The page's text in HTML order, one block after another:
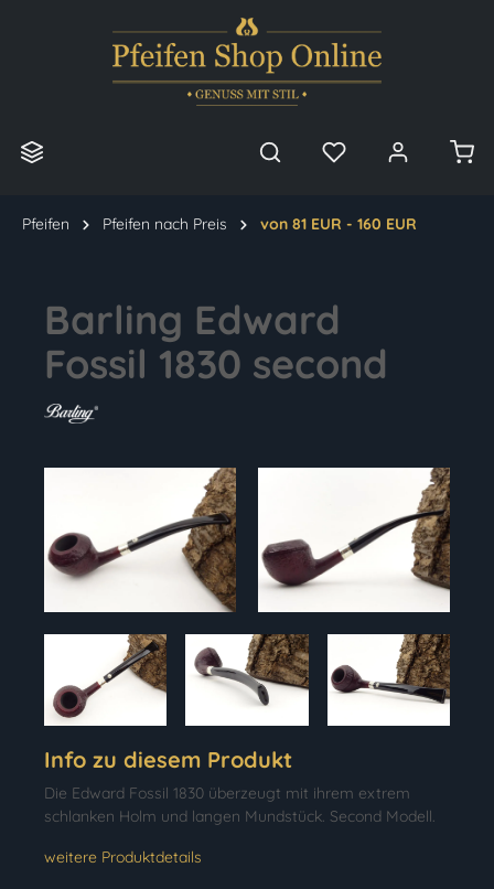
Pfeifen Pfeifen nach Preis von 81 EUR - 160 EUR
Barling Edward
Fossil 1830 second
Info zu diesem Produkt
Die Edward Fossil 1830 überzeugt mit ihrem extrem
schlanken Holm und langen Mundstück. Second Modell.
weitere Produktdetails